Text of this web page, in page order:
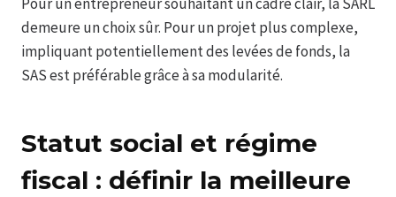
demeure un choix sûr. Pour un projet plus complexe,
impliquant potentiellement des levées de fonds, la
SAS est préférable grâce à sa modularité.
Statut social et régime
fiscal : définir la meilleure